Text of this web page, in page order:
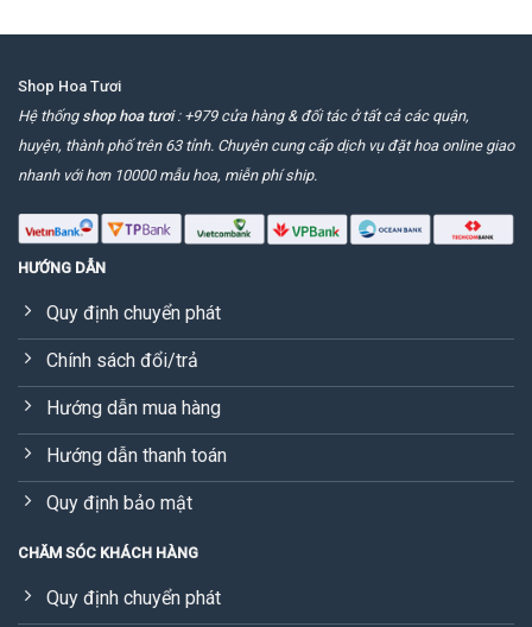
Shop Hoa Tươi
Hệ thống shop hoa tươi: +979 cửa hàng & đối tác ở tất cả các quận,
huyện, thành phố trên 63 tỉnh. Chuyên cung cấp dịch vụ đặt hoa online giao
nhanh với hơn 10000 mẫu hoa, miễn phí ship.
HƯỚNG DẪN
Quy định chuyển phát
Chính sách đổi/trả
Hướng dẫn mua hàng
Hướng dẫn thanh toán
Quy định bảo mật
CHĂM SÓC KHÁCH HÀNG
Quy định chuyển phát